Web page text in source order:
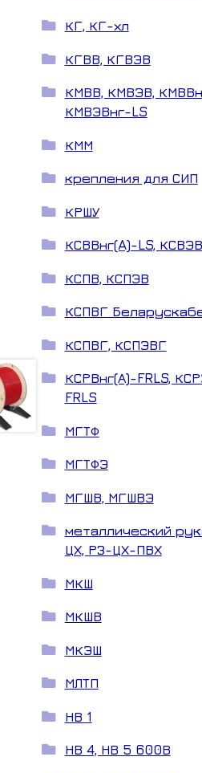
КГ, КГ-хл
КГВВ, КГВЭВ
КМВВ, КМВЭВ,
КМВЭВнг-LS
КММ
крепления для СИП
КРШУ
КСВВнг(A)-LS,
КСПВ, КСПЭВ
КСПВГ
КСПВГ, КСПЭВГ
КСРВнг(А)-FRLS,
FRLS
МГТФ
МГТФЭ
МГШВ, МГШВЭ
металлический
ЦХ, РЗ-ЦХ-ПВХ
МКШ
МКШВ
МКЭШ
МЛТП
НВ 1
НВ 4, НВ 5 600В